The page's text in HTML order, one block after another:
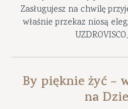
Zasługujesz na chwilę
właśnie przekaz niosą
By pięknie żyć –
na